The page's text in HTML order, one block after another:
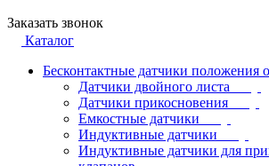
Заказать звонок
Каталог
Бесконтактные датчики положения
Датчики двойного листа
Датчики прикосновения
Емкостные датчики
Индуктивные датчики
Индуктивные датчики для